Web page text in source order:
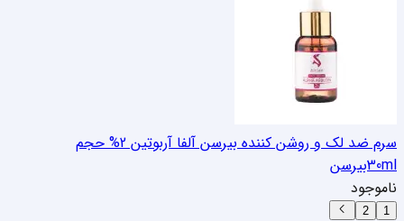
سرم ضد لک و روشن کننده بیرسن آلفا آربوتین 2% حجم
30mlبیرسن
ناموجود
1
2